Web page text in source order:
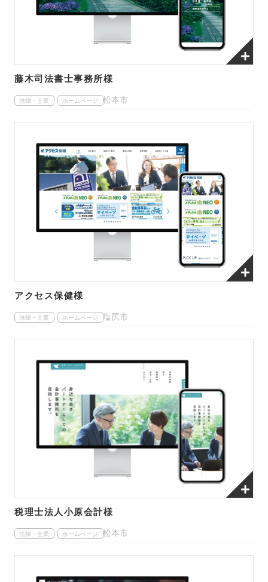
藤木司法書士事務所様
法律・士業 ホームページ 松本市
アクセス保健様
法律・士業 ホームページ 塩尻市
税理士法人小原会計様
法律・士業 ホームページ 松本市